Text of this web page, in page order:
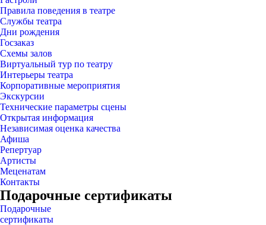
Правила поведения в театре
Службы театра
Дни рождения
Госзаказ
Схемы залов
Виртуальный тур по театру
Интерьеры театра
Корпоративные мероприятия
Экскурсии
Технические параметры сцены
Открытая информация
Независимая оценка качества
Афиша
Репертуар
Артисты
Меценатам
Контакты
Подарочные сертификаты
Подарочные
сертификаты